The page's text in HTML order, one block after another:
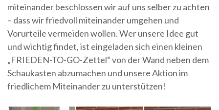
miteinander beschlossen wir auf uns selber zu achten
– dass wir friedvoll miteinander umgehen und
Vorurteile vermeiden wollen. Wer unsere Idee gut
und wichtig findet, ist eingeladen sich einen kleinen
„FRIEDEN-TO-GO-Zettel“ von der Wand neben dem
Schaukasten abzumachen und unsere Aktion im
friedlichem Miteinander zu unterstützen!